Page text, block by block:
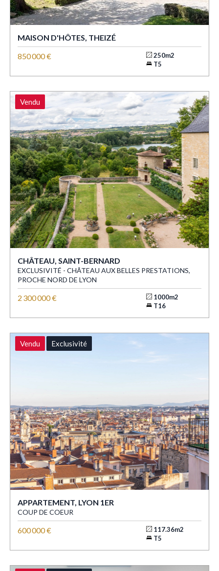
MAISON D'HÔTES, THEIZÉ
850 000 €
250m2
T5
Vendu
CHÂTEAU, SAINT-BERNARD
EXCLUSIVITÉ - CHÂTEAU AUX BELLES PRESTATIONS,
PROCHE NORD DE LYON
2 300 000 €
1000m2
T16
Vendu Exclusivité
APPARTEMENT, LYON 1ER
COUP DE COEUR
600 000 €
117.36m2
T5